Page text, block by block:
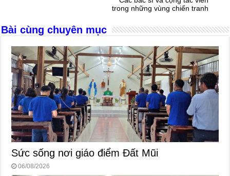
trong những vùng chiến tranh
Bài cùng chuyên mục
Sức sống nơi giáo điểm Đất Mũi
06/08/2026